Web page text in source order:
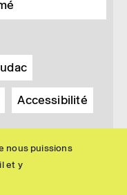
nous puissions
et y
Accessibilité